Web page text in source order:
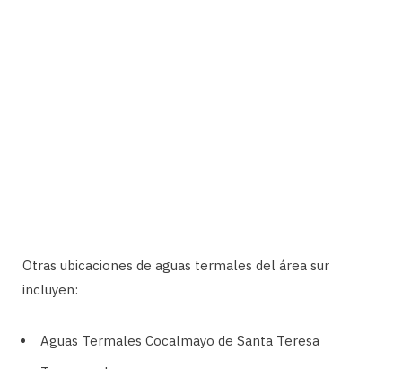
Otras ubicaciones de aguas termales del área sur
incluyen:
Aguas Termales Cocalmayo de Santa Teresa